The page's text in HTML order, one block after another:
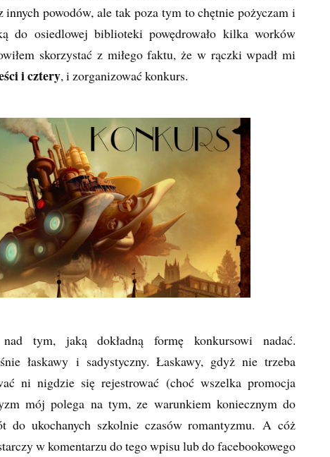
innych powodów, ale tak poza tym to chętnie pożyczam i
do osiedlowej biblioteki powędrowało kilka worków
skorzystać z miłego faktu, że w rączki wpadł mi
i cztery, i zorganizować konkurs.
nad tym, jaką dokładną formę konkursowi nadać.
łaskawy i sadystyczny. Łaskawy, gdyż nie trzeba
ni nigdzie się rejestrować (choć wszelka promocja
mój polega na tym, ze warunkiem koniecznym do
do ukochanych szkolnie czasów romantyzmu.A cóż
w komentarzu do tego wpisu lub do facebookowego